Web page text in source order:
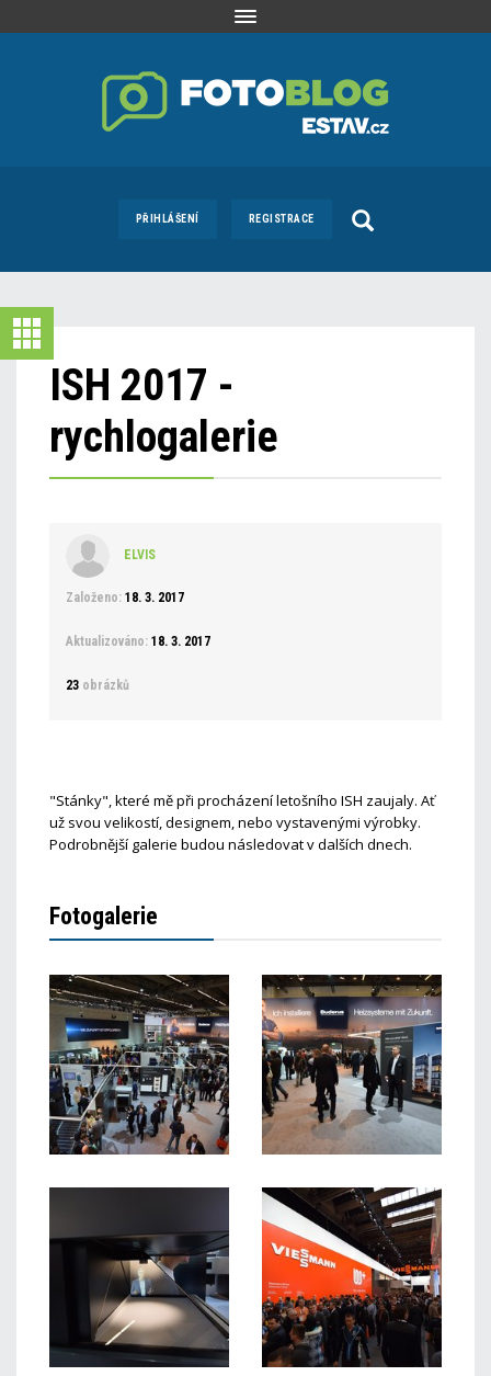
Toggle
PŘIHLÁŠENÍ REGISTRACE
ISH 2017 -
rychlogalerie
ELVIS
Založeno: 18. 3. 2017
Aktualizováno: 18. 3. 2017
23 obrázků
"Stánky", které mě při procházení letošního ISH zaujaly. Ať
už svou velikostí, designem, nebo vystavenými výrobky.
Podrobnější galerie budou následovat v dalších dnech.
Fotogalerie